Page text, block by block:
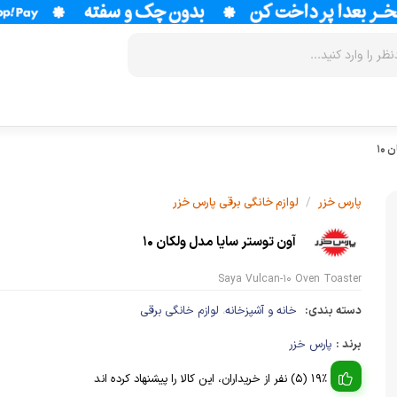
مولتی کوکر
تستر نان
زودپز
لوازم
پارس خزر / لوازم خانگی برقی پارس خزر
آون توستر سایا مدل ولکان ۱۰
Saya Vulcan-10 Oven Toaster
دسته بندی: خانه و آشپزخانه، لوازم خانگی برقی
برند : پارس خزر
19% (5) نفر از خریداران، این کالا را پیشنهاد کرده اند